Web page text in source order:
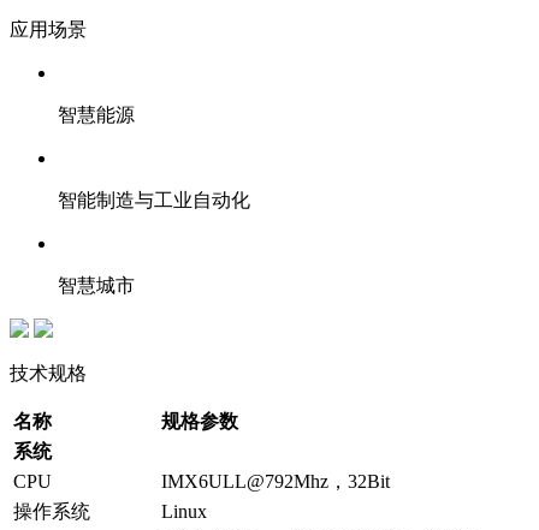
应用场景
智慧能源
智能制造与工业自动化
智慧城市
技术规格
名称
规格参数
系统
CPU
IMX6ULL@792Mhz，32Bit
操作系统
Linux